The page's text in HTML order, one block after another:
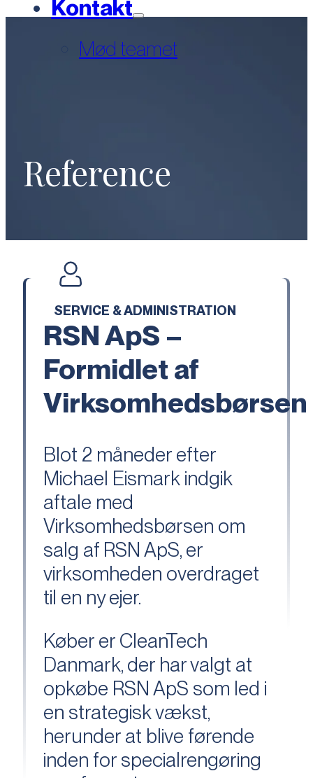
Kontakt
Mød teamet
Reference
SERVICE & ADMINISTRATION
RSN ApS –
Formidlet af
Virksomhedsbørsen
Blot 2 måneder efter
Michael Eismark indgik
aftale med
Virksomhedsbørsen om
salg af RSN ApS, er
virksomheden overdraget
til en ny ejer.
Køber er CleanTech
Danmark, der har valgt at
opkøbe RSN ApS som led i
en strategisk vækst,
herunder at blive førende
inden for specialrengøring